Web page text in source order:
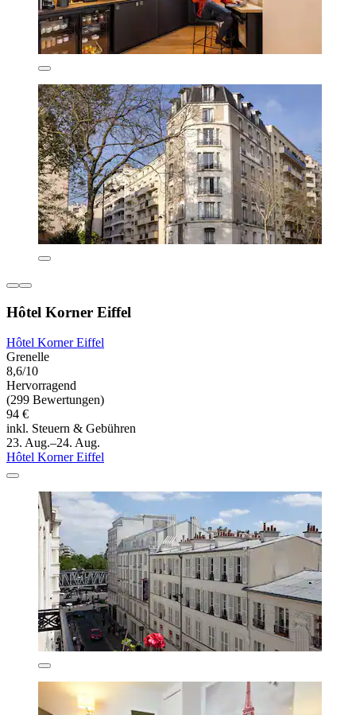
Hôtel Korner Eiffel
Hôtel Korner Eiffel
Grenelle
8,6/10
Hervorragend
(299 Bewertungen)
94 €
inkl. Steuern & Gebühren
23. Aug.–24. Aug.
Hôtel Korner Eiffel